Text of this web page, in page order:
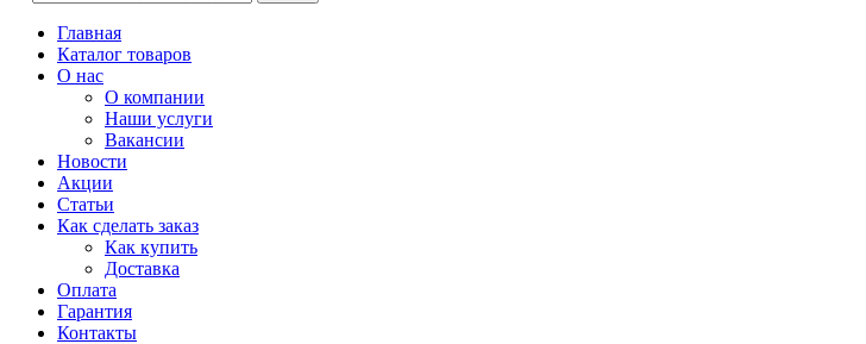
Главная
Каталог товаров
О нас
О компании
Наши услуги
Вакансии
Новости
Акции
Статьи
Как сделать заказ
Как купить
Доставка
Оплата
Гарантия
Контакты